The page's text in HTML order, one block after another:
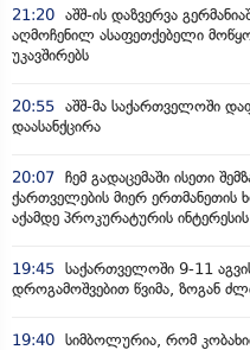
21:20 აშშ-ის დაზვერვა
აღმოჩენილ ასაფეთქებელი
უკავშირებს
20:55 აშშ-მა საქართველოში
დაასანქცირა
20:07 ჩემ გადაცემაში ისეთი
ქართველების მიერ ერთმანეთის
აქამდე პროკურატურის ინტერესის
19:45 საქართველოში 9-11
დროგამოშვებით წვიმა, ზოგან
19:40 სიმბოლურია, რომ